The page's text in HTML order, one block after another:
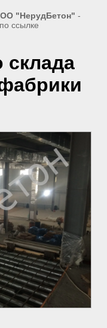
"НерудБетон" -
ссылке
склада